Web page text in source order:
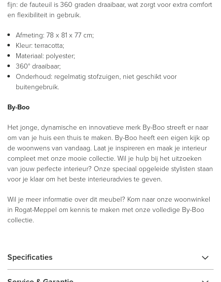
fijn: de fauteuil is 360 graden draaibaar, wat zorgt voor extra comfort
en flexibiliteit in gebruik.
Afmeting: 78 x 81 x 77 cm;
Kleur: terracotta;
Materiaal: polyester;
360° draaibaar;
Onderhoud: regelmatig stofzuigen, niet geschikt voor
buitengebruik.
By-Boo
Het jonge, dynamische en innovatieve merk By-Boo streeft er naar
om van je huis een thuis te maken. By-Boo heeft een eigen kijk op
de woonwens van vandaag. Laat je inspireren en maak je interieur
compleet met onze mooie collectie. Wil je hulp bij het uitzoeken
van jouw perfecte interieur? Onze speciaal opgeleide stylisten staan
voor je klaar om het beste interieuradvies te geven.
Wil je meer informatie over dit meubel? Kom naar onze woonwinkel
in Rogat-Meppel om kennis te maken met onze volledige By-Boo
collectie.
Specificaties